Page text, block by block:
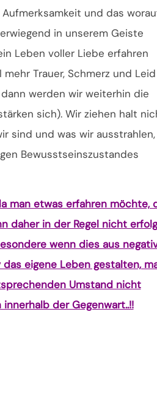
und das
in unserem Geiste
Leben voller Liebe erfahren
Trauer, Schmerz und
werden wir weiterhin die
sich). Wir ziehen halt
sind und was wir
Bewusstseinszustandes
man etwas erfahren möchte,
daher in der Regel nicht
wenn dies aus
eigene Leben gestalten,
Umstand nicht
der Gegenwart..!!